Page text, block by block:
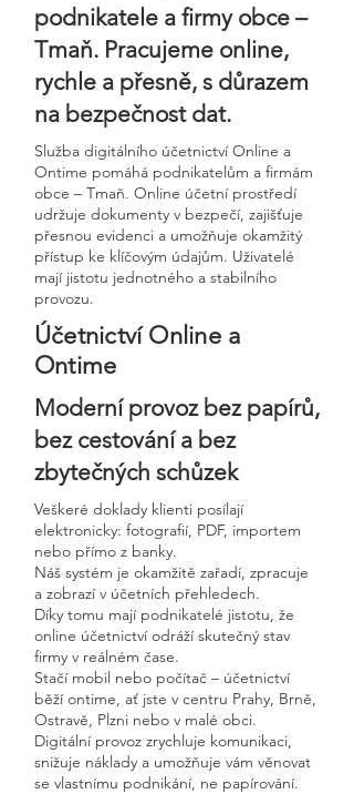
podnikatele a firmy obce –
Tmaň. Pracujeme online,
rychle a přesně, s důrazem
na bezpečnost dat.
Služba digitálního účetnictví Online a
Ontime pomáhá podnikatelům a firmám
obce – Tmaň. Online účetní prostředí
udržuje dokumenty v bezpečí, zajišťuje
přesnou evidenci a umožňuje okamžitý
přístup ke klíčovým údajům. Uživatelé
mají jistotu jednotného a stabilního
provozu.
Účetnictví Online a
Ontime
Moderní provoz bez papírů,
bez cestování a bez
zbytečných schůzek
Veškeré doklady klienti posílají
elektronicky: fotografií, PDF, importem
nebo přímo z banky.
Náš systém je okamžitě zařadí, zpracuje
a zobrazí v účetních přehledech.
Díky tomu mají podnikatelé jistotu, že
online účetnictví odráží skutečný stav
firmy v reálném čase.
Stačí mobil nebo počítač – účetnictví
běží ontime, ať jste v centru Prahy, Brně,
Ostravě, Plzni nebo v malé obci.
Digitální provoz zrychluje komunikaci,
snižuje náklady a umožňuje vám věnovat
se vlastnímu podnikání, ne papírování.